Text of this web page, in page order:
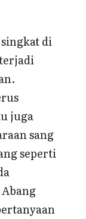
di
juga
sang
seperti